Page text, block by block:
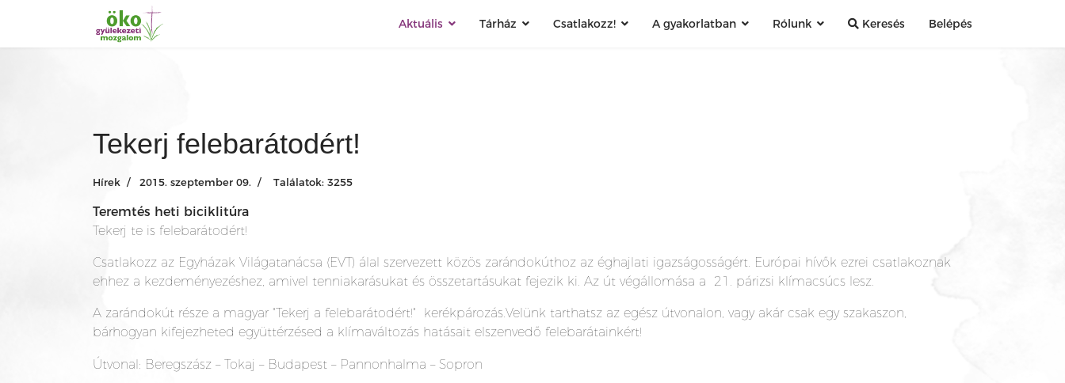
Aktuális Tárház Csatlakozz! A gyakorlatban Rólunk Keresés Belépés
Tekerj felebarátodért!
Hírek 2015. szeptember 09. Találatok: 3255
Teremtés heti biciklitúra
Tekerj te is felebarátodért!
Csatlakozz az Egyházak Világatanácsa (EVT) álal szervezett közös zarándokúthoz az éghajlati igazságosságért. Európai hívők ezrei csatlakoznak
ehhez a kezdeményezéshez, amivel tenniakarásukat és összetartásukat fejezik ki. Az út végállomása a 21. párizsi klímacsúcs lesz.
A zarándokút része a magyar "Tekerj a felebarátodért!" kerékpározás.Velünk tarthatsz az egész útvonalon, vagy akár csak egy szakaszon,
bárhogyan kifejezheted együttérzésed a klímaváltozás hatásait elszenvedő felebarátainkért!
Útvonal: Beregszász – Tokaj – Budapest – Pannonhalma – Sopron